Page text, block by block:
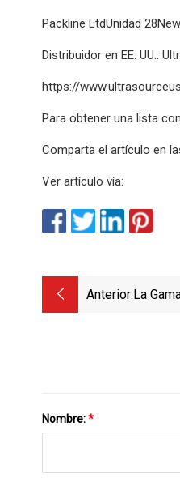
Packline LtdUnidad
Distribuidor en EE. UU.:
https://
Para obtener una lista
Comparta el artículo en
Ver artículo vía:
Anterior:La
Nombre:*